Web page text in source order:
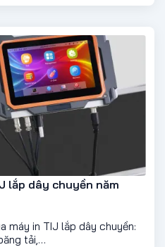
lắp dây chuyền năm
máy in TIJ lắp dây chuyền:
tải,…